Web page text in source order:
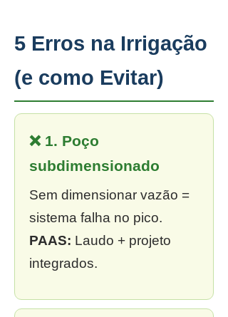
5 Erros na Irrigação
(e como Evitar)
❌ 1. Poço
subdimensionado
Sem dimensionar vazão =
sistema falha no pico.
PAAS: Laudo + projeto
integrados.